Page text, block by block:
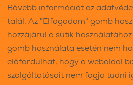
Bővebb információt az
talál. Az "Elfogadom" gomb
hozzájárul a sütik
gomb használata esetén nem
előfordulhat, hogy a weboldal
szolgáltatásait nem fogja tudni